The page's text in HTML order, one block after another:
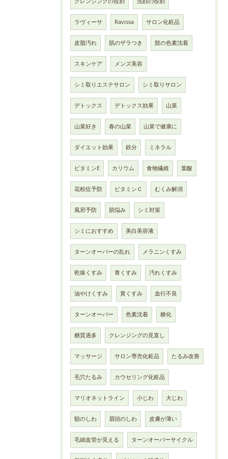
ラヴィーサ Ravissa サロン化粧品
皮脂汚れ 肌のザラつき 髭の色素沈着
スキンケア メンズ美容
シミ取りエステサロン シミ取りサロン
デトックス デトックス効果 山菜
山菜好き 春の山菜 山菜で健康に
ダイエット効果 鉄分 ミネラル
ビタミンE カリウム 食物繊維 葉酸
花粉症予防 ビタミンＣ むくみ解消
風邪予防 肌悩み シミ対策
シミにおすすめ 美白美容液
ターンオーバーの乱れ メラニンくすみ
乾燥くすみ 青くすみ 汚れくすみ
油やけくすみ 黃くすみ 血行不良
ターンオーバー 色素沈着 糖化
糖質過多 クレンジングの見直し
マッサージ サロン専売化粧品 たるみ改善
毛穴たるみ カウセリング化粧品
マリオネットライン 小じわ 大じわ
額のしわ 眉頭のしわ 皮膚が薄い
毛細血管が見える ターンオーバーサイクル